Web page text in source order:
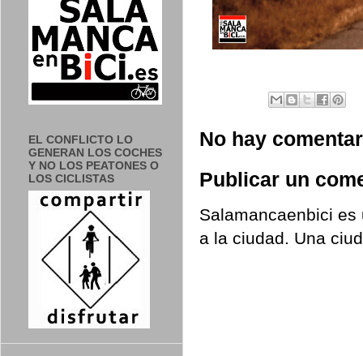
No hay
Publicar un
Salamancaenbici
a la ciudad. Una
EL CONFLICTO LO
GENERAN LOS COCHES
Y NO LOS PEATONES O
LOS CICLISTAS